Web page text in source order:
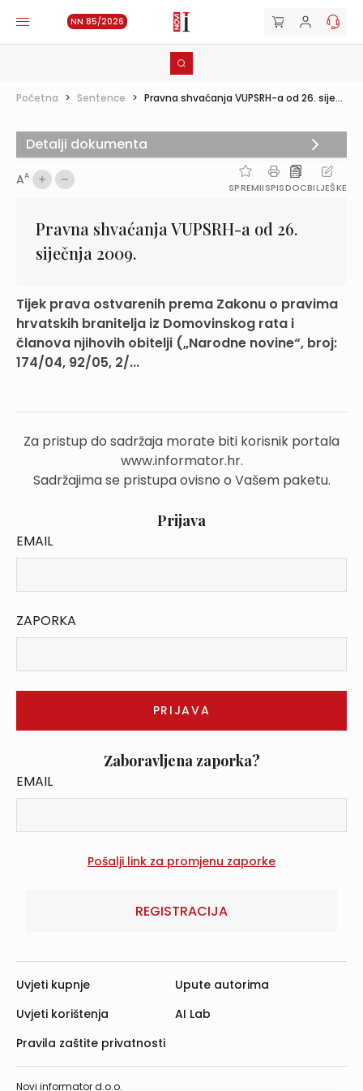
NN 85/2026
Početna > Sentence > Pravna shvaćanja VUPSRH-a od 26. sije...
AA
SPREMIISPISDOCBILJEŠKE
Pravna shvaćanja VUPSRH-a od 26.
siječnja 2009.
Tijek prava ostvarenih prema Zakonu o pravima
hrvatskih branitelja iz Domovinskog rata i
članova njihovih obitelji („Narodne novine“, broj:
174/04, 92/05, 2/...
Za pristup do sadržaja morate biti korisnik portala
www.informator.hr.
Sadržajima se pristupa ovisno o Vašem paketu.
Prijava
EMAIL
ZAPORKA
Zaboravljena zaporka?
EMAIL
REGISTRACIJA
Detalji dokumenta
Novi informator d.o.o.
Uvjeti kupnje
Uvjeti korištenja
Pravila zaštite privatnosti
Upute autorima
AI Lab